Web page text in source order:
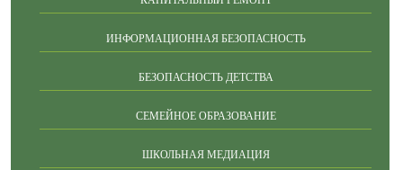
ИНФОРМАЦИОННАЯ БЕЗОПАСНОСТЬ
БЕЗОПАСНОСТЬ ДЕТСТВА
СЕМЕЙНОЕ ОБРАЗОВАНИЕ
ШКОЛЬНАЯ МЕДИАЦИЯ